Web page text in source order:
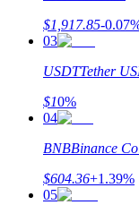
Заработок
$1,917.85-0.07
03
USDTTether
$10%
04
BNBBinance
$604.36+1.39%
05